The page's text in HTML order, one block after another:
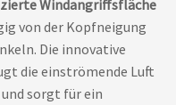
Windangriffsfläche
von der Kopfneigung
Die innovative
die einströmende Luft
sorgt für ein